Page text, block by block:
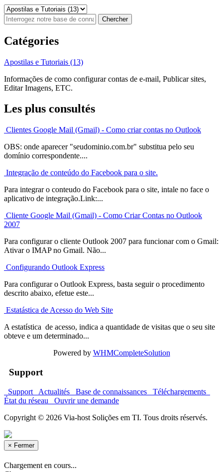
Catégories
Apostilas e Tutoriais (13)
Informações de como configurar contas de e-mail, Publicar sites,
Editar Imagens, ETC.
Les plus consultés
Clientes Google Mail (Gmail) - Como criar contas no Outlook
OBS: onde aparecer "seudominio.com.br" substitua pelo seu
domínio correspondente....
Integração de conteúdo do Facebook para o site.
Para integrar o conteudo do Facebook para o site, intale no face o
aplicativo de integração.Link:...
Cliente Google Mail (Gmail) - Como Criar Contas no Outlook
2007
Para configurar o cliente Outlook 2007 para funcionar com o Gmail:
Ativar o IMAP no Gmail. Não...
Configurando Outlook Express
Para configurar o Outlook Express, basta seguir o procedimento
descrito abaixo, efetue este...
Estatástica de Acesso do Web Site
A estatística de acesso, indica a quantidade de visitas que o seu site
obteve e um determinado...
Powered by WHMCompleteSolution
Support
Support Actualités Base de connaissances
Téléchargements
État du réseau
Ouvrir une demande
Copyright © 2026 Via-host Solições em TI. Tous droits réservés.
× Fermer
Chargement en cours...